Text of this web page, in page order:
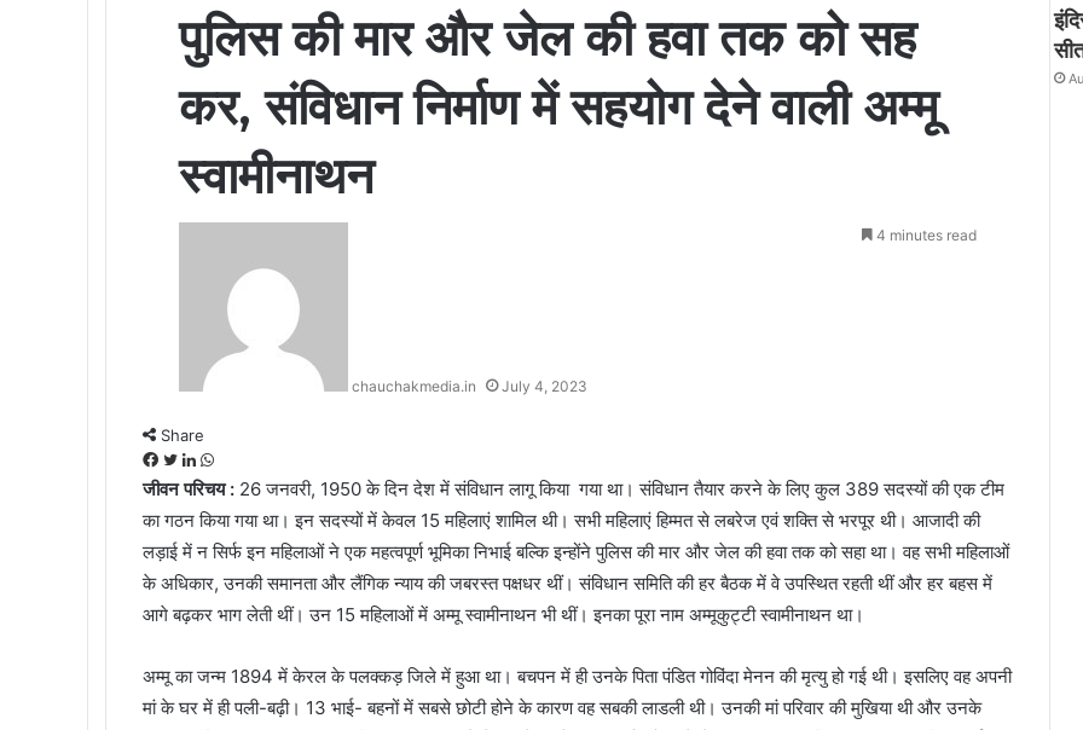
पुलिस की मार और जेल की हवा तक को सह
कर, संविधान निर्माण में सहयोग देने वाली अम्मू
स्वामीनाथन
chauchakmedia.in July 4, 2023
4 minutes read
Share
Facebook
Twitter
LinkedIn
WhatsApp
जीवन परिचय : 26 जनवरी, 1950 के दिन देश में संविधान लागू किया गया था। संविधान तैयार करने के लिए कुल 389 सदस्यों की एक टीम
का गठन किया गया था। इन सदस्यों में केवल 15 महिलाएं शामिल थी। सभी महिलाएं हिम्मत से लबरेज एवं शक्ति से भरपूर थी। आजादी की
लड़ाई में न सिर्फ इन महिलाओं ने एक महत्वपूर्ण भूमिका निभाई बल्कि इन्होंने पुलिस की मार और जेल की हवा तक को सहा था। वह सभी महिलाओं
के अधिकार, उनकी समानता और लैंगिक न्याय की जबरस्त पक्षधर थीं। संविधान समिति की हर बैठक में वे उपस्थित रहती थीं और हर बहस में
आगे बढ़कर भाग लेती थीं। उन 15 महिलाओं में अम्मू स्वामीनाथन भी थीं। इनका पूरा नाम अम्मूकुट्टी स्वामीनाथन था।
अम्मू का जन्म 1894 में केरल के पलक्कड़ जिले में हुआ था। बचपन में ही उनके पिता पंडित गोविंदा मेनन की मृत्यु हो गई थी। इसलिए वह अपनी
मां के घर में ही पली-बढ़ी। 13 भाई- बहनों में सबसे छोटी होने के कारण वह सबकी लाडली थी। उनकी मां परिवार की मुखिया थी और उनके